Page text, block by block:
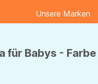
Unsere Marken
für Babys -